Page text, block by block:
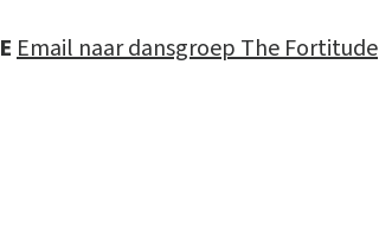
EEmail naar dansgroep The Fortitude